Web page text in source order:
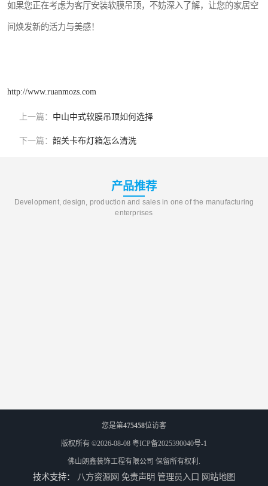
如果您正在考虑为客厅安装软膜吊顶，不妨深入了解，让您的家居空
间焕发新的活力与美感！
http://www.ruanmozs.com
上一篇： 中山中式软膜吊顶如何选择
下一篇： 韶关卡布灯箱怎么清洗
产品推荐
Development, design, production and sales in one of the manufacturing
enterprises
您是第475458位访客
版权所有 ©2026-08-08 粤ICP备2025390040号-1
佛山朗鑫装饰工程有限公司 保留所有权利.
技术支持： 八方资源网 免责声明 管理员入口 网站地图